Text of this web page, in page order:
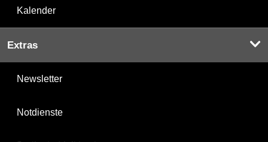
Kalender
Extras
Newsletter
Notdienste